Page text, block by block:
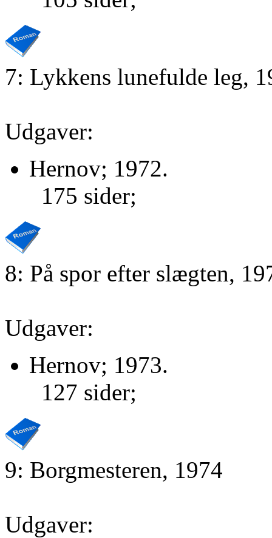
7: Lykkens lunefulde leg,
Udgaver:
Hernov; 1972.
175 sider;
8: På spor efter slægten,
Udgaver:
Hernov; 1973.
127 sider;
9: Borgmesteren, 1974
Udgaver: